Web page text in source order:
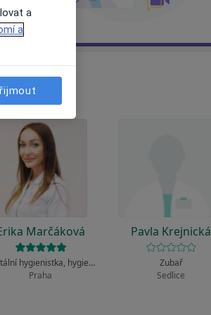
Marčáková
Dentální hygienistka, hygienista
Praha
Pavla Krejnická
Zubař
Sedlice
a
a